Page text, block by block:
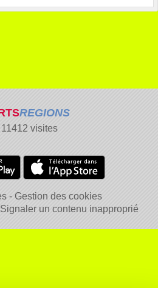
REGIONS
11412 visites
Gestion des cookies
Signaler un contenu inapproprié